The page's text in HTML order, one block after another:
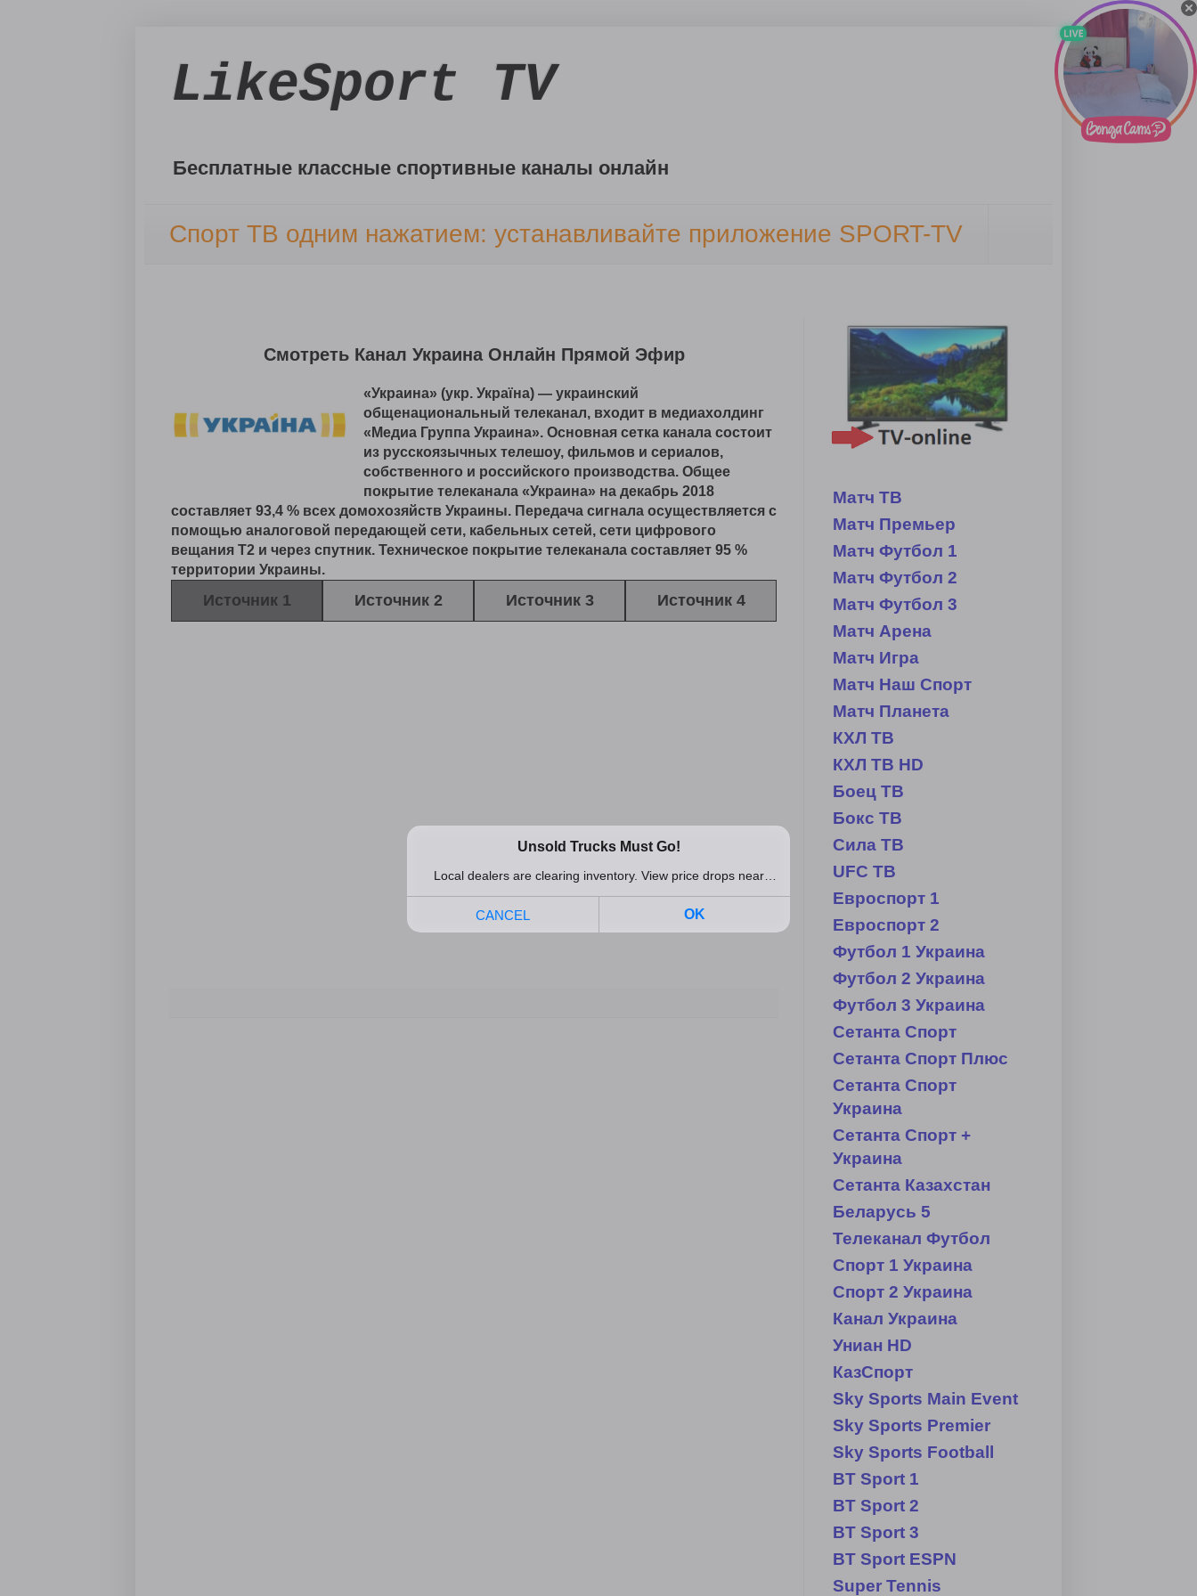
LikeSport TV
Бесплатные классные спортивные каналы онлайн
Спорт ТВ одним нажатием: устанавливайте приложение SPORT-TV
Смотреть Канал Украина Онлайн Прямой Эфир
«Украина» (укр. Україна) — украинский
общенациональный телеканал, входит в медиахолдинг
«Медиа Группа Украина». Основная сетка канала состоит
из русскоязычных телешоу, фильмов и сериалов,
собственного и российского производства. Общее
покрытие телеканала «Украина» на декабрь 2018
составляет 93,4 % всех домохозяйств Украины. Передача сигнала осуществляется с
помощью аналоговой передающей сети, кабельных сетей, сети цифрового
вещания Т2 и через спутник. Техническое покрытие телеканала составляет 95 %
территории Украины.
Источник 1 Источник 2 Источник 3 Источник 4
Матч ТВ
Матч Премьер
Матч Футбол 1
Матч Футбол 2
Матч Футбол 3
Матч Арена
Матч Игра
Матч Наш Спорт
Матч Планета
КХЛ ТВ
КХЛ ТВ HD
Боец ТВ
Бокс ТВ
Сила ТВ
UFC TB
Евроспорт 1
Евроспорт 2
Футбол 1 Украина
Футбол 2 Украина
Футбол 3 Украина
Сетанта Спорт
Сетанта Спорт Плюс
Сетанта Спорт
Украина
Сетанта Спорт +
Украина
Сетанта Казахстан
Беларусь 5
Телеканал Футбол
Спорт 1 Украина
Спорт 2 Украина
Канал Украина
Униан HD
КазСпорт
Sky Sports Main Event
Sky Sports Premier
Sky Sports Football
BT Sport 1
BT Sport 2
BT Sport 3
BT Sport ESPN
Super Tennis